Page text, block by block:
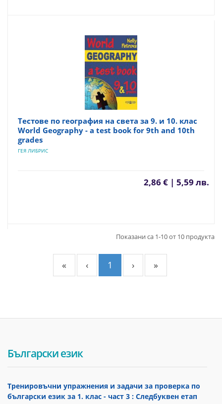
Тестове по география на света за 9. и 10. клас
World Geography - a test book for 9th and 10th
grades
ГЕЯ ЛИБРИС
2,86 € | 5,59 лв.
Показани са 1-10 от 10 продукта
« ‹ 1 › »
Български език
Тренировъчни упражнения и задачи за проверка по
български език за 1. клас - част 3 : Следбуквен етап